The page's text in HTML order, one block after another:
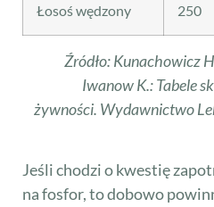
Łosoś wędzony 250
Źródło: Kunachowicz
Iwanow K.: Tabele
żywności. Wydawnictwo
Jeśli chodzi o kwestię
na fosfor, to dobowo